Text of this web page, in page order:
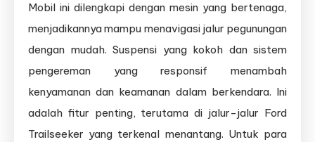
Mobil ini dilengkapi dengan mesin yang bertenaga,
menjadikannya mampu menavigasi jalur pegunungan
dengan mudah. Suspensi yang kokoh dan sistem
pengereman yang responsif menambah
kenyamanan dan keamanan dalam berkendara. Ini
adalah fitur penting, terutama di jalur-jalur Ford
Trailseeker yang terkenal menantang. Untuk para